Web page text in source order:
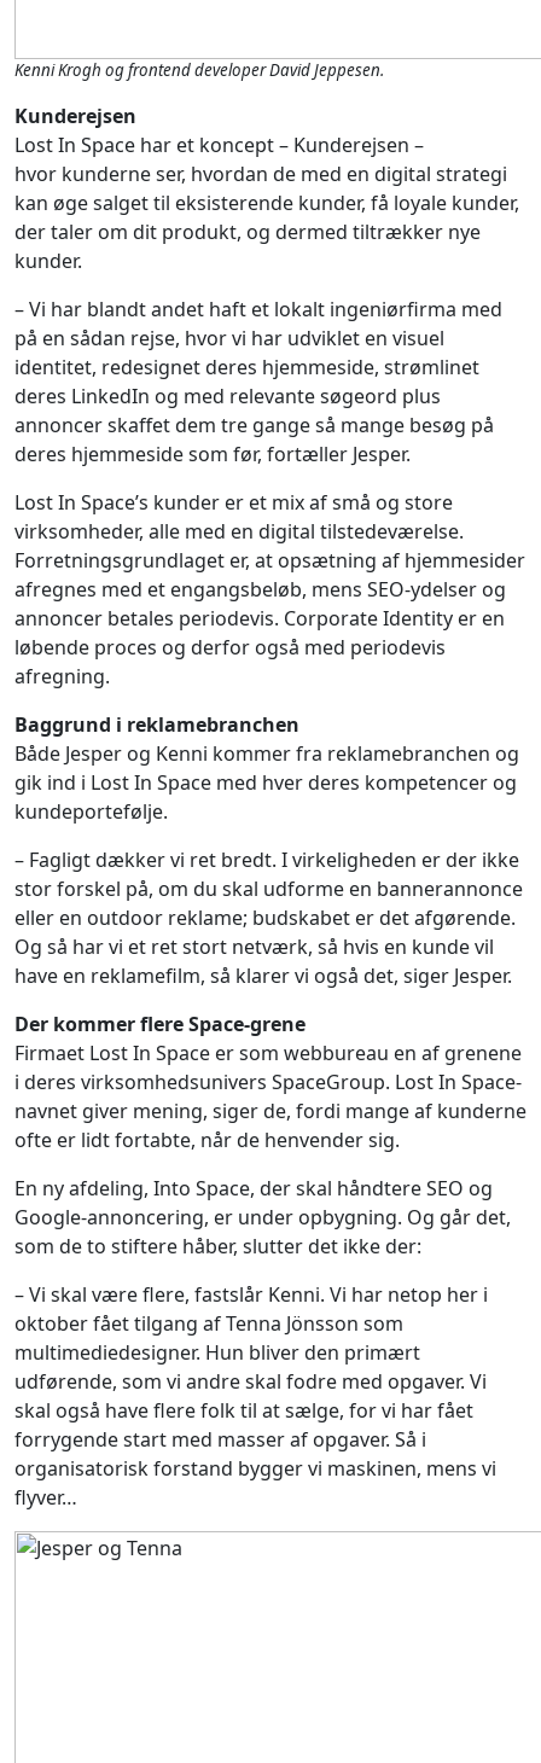
Kenni Krogh og frontend developer David Jeppesen.
Kunderejsen
Lost In Space har et koncept – Kunderejsen –
hvor kunderne ser, hvordan de med en digital strategi
kan øge salget til eksisterende kunder, få loyale kunder,
der taler om dit produkt, og dermed tiltrækker nye
kunder.
– Vi har blandt andet haft et lokalt ingeniørfirma med
på en sådan rejse, hvor vi har udviklet en visuel
identitet, redesignet deres hjemmeside, strømlinet
deres LinkedIn og med relevante søgeord plus
annoncer skaffet dem tre gange så mange besøg på
deres hjemmeside som før, fortæller Jesper.
Lost In Space’s kunder er et mix af små og store
virksomheder, alle med en digital tilstedeværelse.
Forretningsgrundlaget er, at opsætning af hjemmesider
afregnes med et engangsbeløb, mens SEO-ydelser og
annoncer betales periodevis. Corporate Identity er en
løbende proces og derfor også med periodevis
afregning.
Baggrund i reklamebranchen
Både Jesper og Kenni kommer fra reklamebranchen og
gik ind i Lost In Space med hver deres kompetencer og
kundeportefølje.
– Fagligt dækker vi ret bredt. I virkeligheden er der ikke
stor forskel på, om du skal udforme en bannerannonce
eller en outdoor reklame; budskabet er det afgørende.
Og så har vi et ret stort netværk, så hvis en kunde vil
have en reklamefilm, så klarer vi også det, siger Jesper.
Der kommer flere Space-grene
Firmaet Lost In Space er som webbureau en af grenene
i deres virksomhedsunivers SpaceGroup. Lost In Space-
navnet giver mening, siger de, fordi mange af kunderne
ofte er lidt fortabte, når de henvender sig.
En ny afdeling, Into Space, der skal håndtere SEO og
Google-annoncering, er under opbygning. Og går det,
som de to stiftere håber, slutter det ikke der:
– Vi skal være flere, fastslår Kenni. Vi har netop her i
oktober fået tilgang af Tenna Jönsson som
multimediedesigner. Hun bliver den primært
udførende, som vi andre skal fodre med opgaver. Vi
skal også have flere folk til at sælge, for vi har fået
forrygende start med masser af opgaver. Så i
organisatorisk forstand bygger vi maskinen, mens vi
flyver…